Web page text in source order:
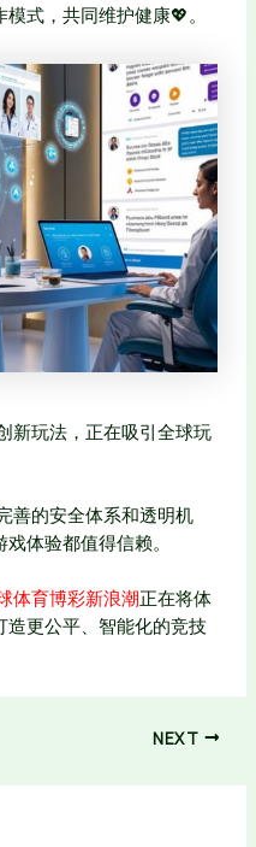
式，共同维护健康💖。
新玩法，正在吸引全球玩
善的安全体系和透明机
体验都值得信赖。
体育博彩新浪潮正在将体
更公平、智能化的竞技
NEXT